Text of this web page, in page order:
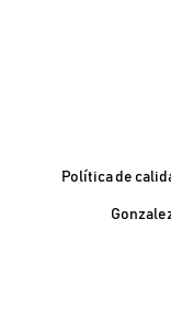
Política de